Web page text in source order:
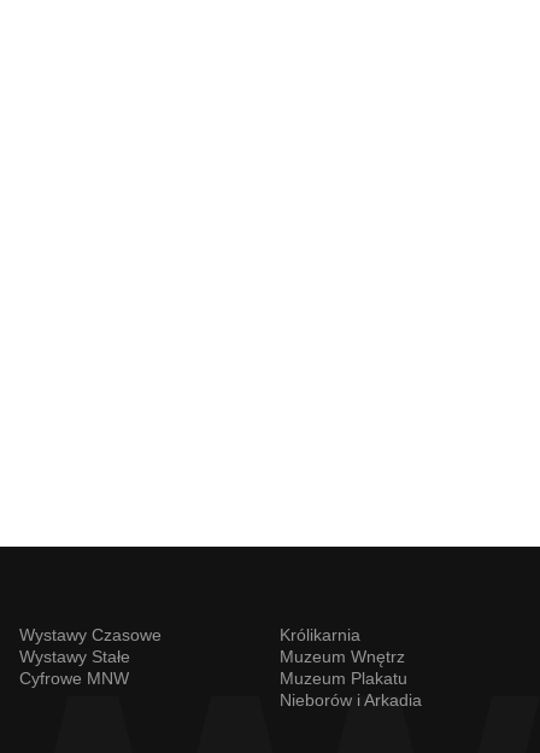
Wystawy Czasowe
Wystawy Stałe
Cyfrowe MNW
Królikarnia
Muzeum Wnętrz
Muzeum Plakatu
Nieborów i Arkadia